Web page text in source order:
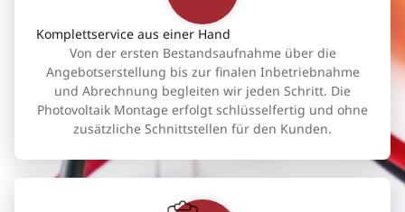
Komplettservice aus einer Hand
Von der ersten Bestandsaufnahme über die
Angebotserstellung bis zur finalen Inbetriebnahme
und Abrechnung begleiten wir jeden Schritt. Die
Photovoltaik Montage erfolgt schlüsselfertig und ohne
zusätzliche Schnittstellen für den Kunden.